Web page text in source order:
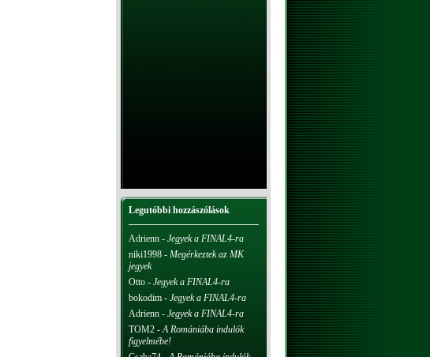
Legutóbbi hozzászólások
Adrienn - Jegyek a FINAL4-ra
niki1998 - Megérkeztek az MK
jegyek
Otto - Jegyek a FINAL4-ra
bokodim - Jegyek a FINAL4-ra
Adrienn - Jegyek a FINAL4-ra
TOM2 -A Romániába indulók
figyelmébe!